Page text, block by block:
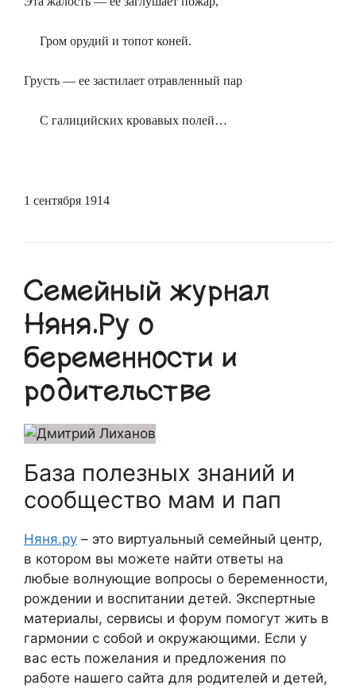
Гром орудий и топот коней.
Грусть — ее застилает отравленный пар
С галицийских кровавых полей…
1 сентября 1914
Семейный журнал
Няня.Ру о
беременности и
родительстве
База полезных знаний и
сообщество мам и пап
Няня.ру – это виртуальный семейный центр,
в котором вы можете найти ответы на
любые волнующие вопросы о беременности,
рождении и воспитании детей. Экспертные
материалы, сервисы и форум помогут жить в
гармонии с собой и окружающими. Если у
вас есть пожелания и предложения по
работе нашего сайта для родителей и детей,